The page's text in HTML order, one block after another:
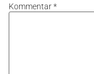
Kommentar*